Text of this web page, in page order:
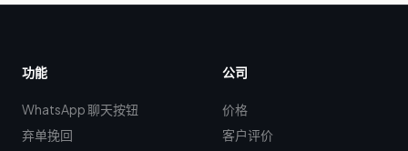
功能
WhatsApp 聊天按钮
弃单挽回
公司
价格
客户评价